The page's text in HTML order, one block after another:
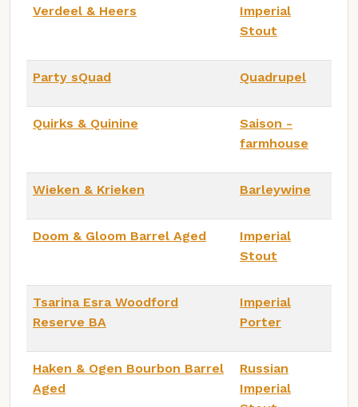
Verdeel & Heers
Imperial
Stout
Party sQuad Quadrupel
Quirks & Quinine
Saison -
farmhouse
Wieken & Krieken Barleywine
Doom & Gloom Barrel Aged
Imperial
Stout
Tsarina Esra Woodford
Reserve BA
Imperial
Porter
Haken & Ogen Bourbon Barrel
Aged
Russian
Imperial